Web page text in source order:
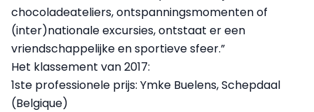
chocoladeateliers, ontspanningsmomenten of
(inter)nationale excursies, ontstaat er een
vriendschappelijke en sportieve sfeer.”
Het klassement van 2017:
1ste professionele prijs: Ymke Buelens, Schepdaal
(Belgique)